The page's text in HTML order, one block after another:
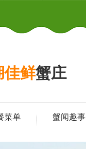
佳鲜蟹庄
菜单 蟹闻趣事